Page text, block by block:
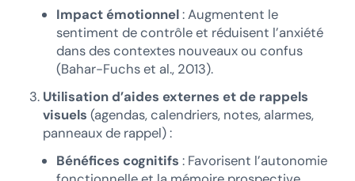
Impact émotionnel: Augmentent le
sentiment de contrôle et réduisent l’anxiété
dans des contextes nouveaux ou confus
(Bahar-Fuchs et al., 2013).
Utilisation d’aides externes et de rappels
visuels (agendas, calendriers, notes, alarmes,
panneaux de rappel) :
Bénéfices cognitifs : Favorisent l’autonomie